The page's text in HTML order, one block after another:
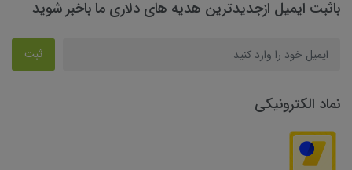
باثبت ایمیل ازجدیدترین هدیه های دلاری ما باخبر شوید
ثبت
نماد الکترونیکی